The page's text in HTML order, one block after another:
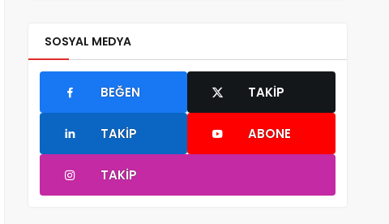
SOSYAL MEDYA
BEĞEN TAKIP
TAKIP ABONE
TAKIP